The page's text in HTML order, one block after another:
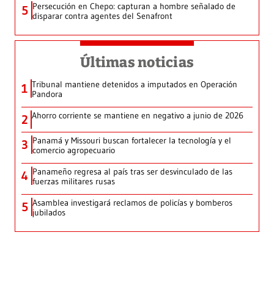
5 Persecución en Chepo: capturan a hombre señalado de
disparar contra agentes del Senafront
Últimas noticias
1 Tribunal mantiene detenidos a imputados en Operación
Pandora
2 Ahorro corriente se mantiene en negativo a junio de 2026
3 Panamá y Missouri buscan fortalecer la tecnología y el
comercio agropecuario
4 Panameño regresa al país tras ser desvinculado de las
fuerzas militares rusas
5 Asamblea investigará reclamos de policías y bomberos
jubilados